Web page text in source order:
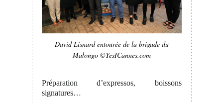
David Lisnard entourée de la brigade du
Malongo ©YesICannes.com
Préparation d’expressos, boissons
signatures…